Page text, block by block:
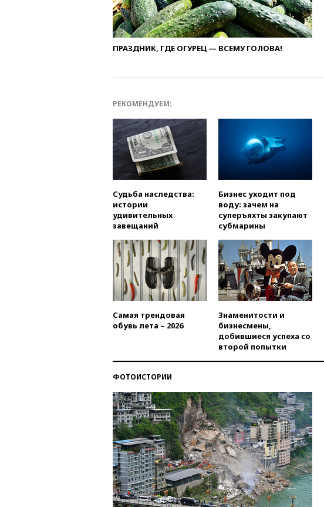
ПРАЗДНИК, ГДЕ ОГУРЕЦ — ВСЕМУ ГОЛОВА!
РЕКОМЕНДУЕМ:
Судьба наследства:
истории
удивительных
завещаний
Бизнес уходит под
воду: зачем на
суперъяхты закупают
субмарины
Самая трендовая
обувь лета – 2026
Знаменитости и
бизнесмены,
добившиеся успеха со
второй попытки
ФОТОИСТОРИИ